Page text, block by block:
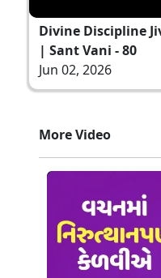
Divine Discipline
| Sant Vani - 80
Jun 02, 2026
More Video